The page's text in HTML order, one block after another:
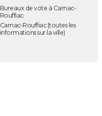
Bureaux de vote à Carnac-
Rouffiac
Carnac-Rouffiac(toutes les
informations sur la ville)